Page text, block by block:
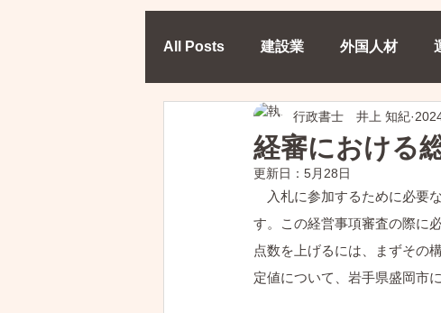
All Posts 建設業 外国人材
経審における
行政書士 井上 知紀
更新日： 5月28日
入札に参加するために必要
す。この経営事項審査の際に
点数を上げるには、まずその
定値について、岩手県盛岡市